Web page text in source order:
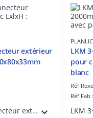
extérieur
LKM non-dim 3~L-connecteur extérieur en saillieblanc LxlxH : 80x80x33mm
LKM
pour
blanc
Réf
Réf Fab :